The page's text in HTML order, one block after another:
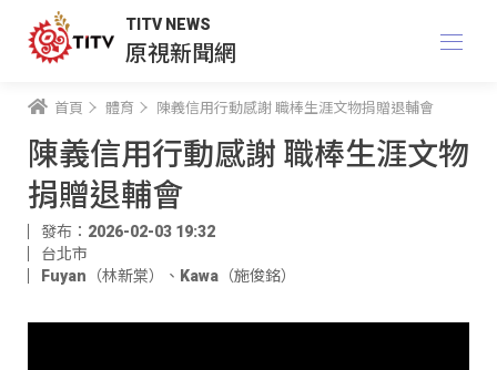
TITV NEWS
原視新聞網
首頁 體育 陳義信用行動感謝 職棒生涯文物捐贈退輔會
陳義信用行動感謝 職棒生涯文物
捐贈退輔會
發布：2026-02-03 19:32
台北市
Fuyan（林新棠）
、 Kawa（施俊銘）